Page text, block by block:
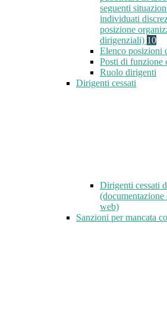
seguenti
individuati
posizione
dirigenziali) 10
Elenco posizioni
Posti di funzione
Ruolo dirigenti
Dirigenti cessati
Dirigenti cessati
web)
Sanzioni per mancata